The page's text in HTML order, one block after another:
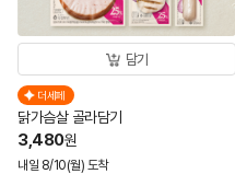
담기
더세페
닭가슴살 골라담기
3,480원
내일 8/10(월) 도착